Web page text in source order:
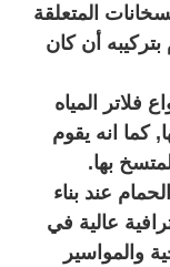
المتعلقة
بتركيبه أن كان
فلاتر المياه
كما انه يقوم
بها.
عند بناء
عالية في
والمواسير